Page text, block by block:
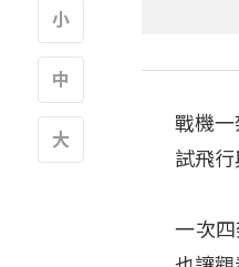
戰機
試飛
一次